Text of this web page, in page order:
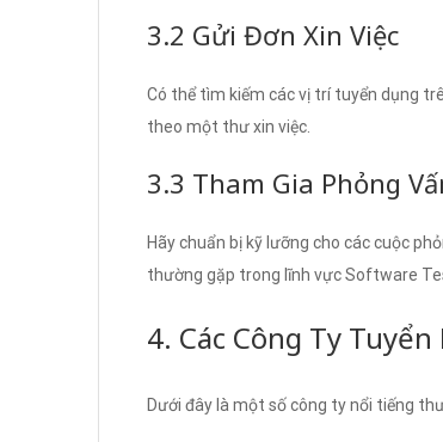
3.2 Gửi Đơn Xin Việc
Có thể tìm kiếm các vị trí tuyển dụng
theo một thư xin việc.
3.3 Tham Gia Phỏng
Hãy chuẩn bị kỹ lưỡng cho các cuộc
thường gặp trong lĩnh vực Software
4. Các Công Ty
Dưới đây là một số công ty nổi tiếng